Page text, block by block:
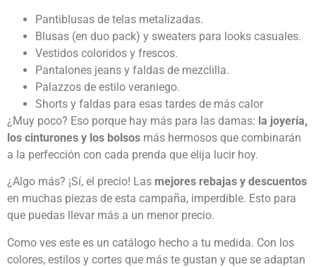
Pantiblusas de telas metalizadas.
Blusas (en duo pack) y sweaters para looks casuales.
Vestidos coloridos y frescos.
Pantalones jeans y faldas de mezclilla.
Palazzos de estilo veraniego.
Shorts y faldas para esas tardes de más calor
¿Muy poco? Eso porque hay más para las damas: la joyería,
los cinturones y los bolsos más hermosos que combinarán
a la perfección con cada prenda que elija lucir hoy.
¿Algo más? ¡Sí, el precio! Las mejores rebajas y descuentos
en muchas piezas de esta campaña, imperdible. Esto para
que puedas llevar más a un menor precio.
Como ves este es un catálogo hecho a tu medida. Con los
colores, estilos y cortes que más te gustan y que se adaptan